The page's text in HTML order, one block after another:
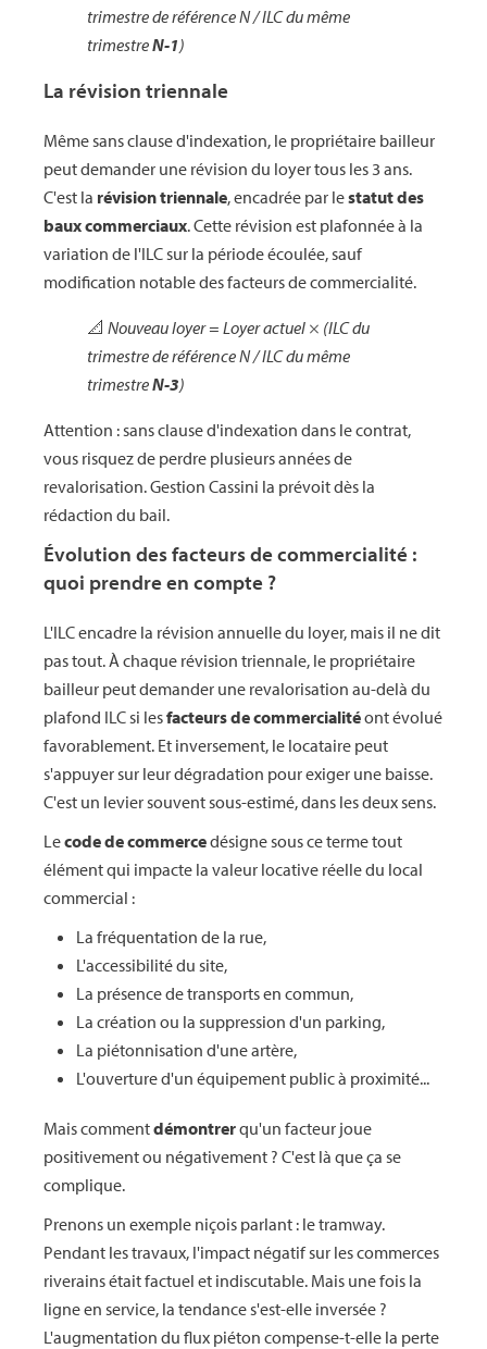
trimestre de référence N / ILC du même
trimestreN-1)
La révision triennale
Même sans clause d'indexation, le propriétaire bailleur
peut demander une révision du loyer tous les 3 ans.
C'est la révision triennale, encadrée par lestatut des
baux commerciaux. Cette révision est plafonnée à la
variation de l'ILC sur la période écoulée, sauf
modification notable des facteurs de commercialité.
📐 Nouveau loyer = Loyer actuel × (ILC du
trimestre de référence N / ILC du même
trimestreN-3)
Attention : sans clause d'indexation dans le contrat,
vous risquez de perdre plusieurs années de
revalorisation. Gestion Cassini la prévoit dès la
rédaction du bail.
Évolution des facteurs de commercialité :
quoi prendre en compte ?
L'ILC encadre la révision annuelle du loyer, mais il ne dit
pas tout. À chaque révision triennale, le propriétaire
bailleur peut demander une revalorisation au-delà du
plafond ILC si lesfacteurs de commercialitéont évolué
favorablement. Et inversement, le locataire peut
s'appuyer sur leur dégradation pour exiger une baisse.
C'est un levier souvent sous-estimé, dans les deux sens.
Lecode de commercedésigne sous ce terme tout
élément qui impacte la valeur locative réelle du local
commercial :
La fréquentation de la rue,
L'accessibilité du site,
La présence de transports en commun,
La création ou la suppression d'un parking,
La piétonnisation d'une artère,
L'ouverture d'un équipement public à proximité...
Mais commentdémontrerqu'un facteur joue
positivement ou négativement ? C'est là que ça se
complique.
Prenons un exemple niçois parlant : le tramway.
Pendant les travaux, l'impact négatif sur les commerces
riverains était factuel et indiscutable. Mais une fois la
ligne en service, la tendance s'est-elle inversée ?
L'augmentation du flux piéton compense-t-elle la perte